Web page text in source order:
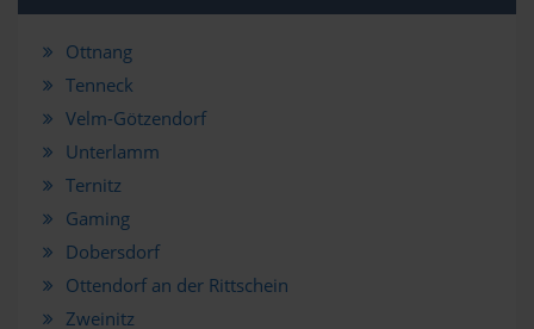
Ottnang
Tenneck
Velm-Götzendorf
Unterlamm
Ternitz
Gaming
Dobersdorf
Ottendorf an der Rittschein
Zweinitz